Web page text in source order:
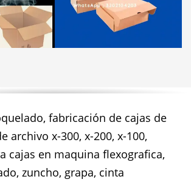
fabricación de cajas de
archivo x-300, x-200, x-100,
cajas en maquina flexografica,
zuncho, grapa, cinta